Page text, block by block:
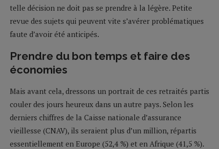
telle décision ne doit pas se prendre à la légère. Petite
revue des sujets qui peuvent vite s’avérer problématiques
faute d’avoir été anticipés.
Prendre du bon temps et faire des
économies
Mais avant cela, dressons un portrait de ces retraités partis
couler des jours heureux dans un autre pays. Selon les
derniers chiffres de la Caisse nationale d’assurance
vieillesse (CNAV), ils seraient plus d’un million, répartis
essentiellement en Europe (52,4 %) et en Afrique (41,5 %).